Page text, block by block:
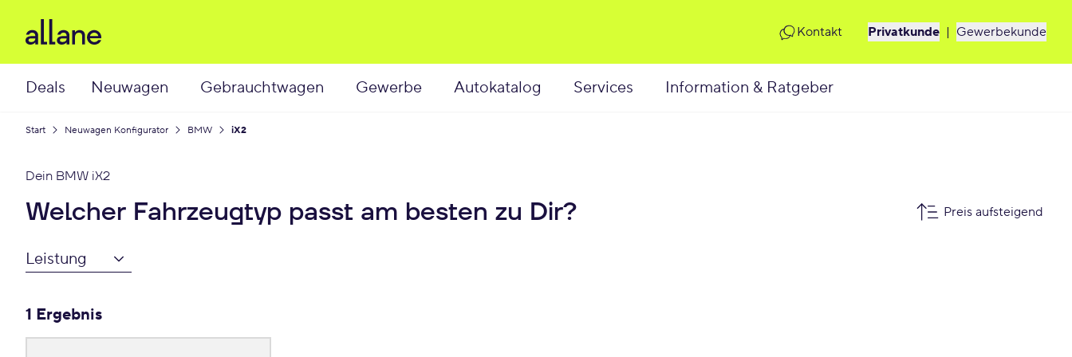
Deals Neuwagen Gebrauchtwagen Gewerbe Autokatalog Services Information & Ratgeber
Kontakt Privatkunde | Gewerbekunde
Dein BMW iX2
Welcher Fahrzeugtyp passt am besten zu Dir? Preis aufsteigend
Leistung
1 Ergebnis
Start Neuwagen Konfigurator BMW iX2